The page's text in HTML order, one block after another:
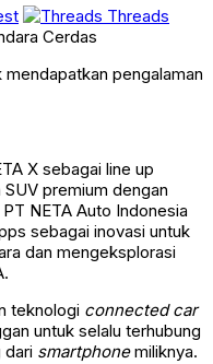
Threads
pengalaman
X sebagai line up
premium dengan
NETA Auto Indonesia
sebagai inovasi untuk
dan mengeksplorasi
teknologi connected car
untuk selalu terhubung
dari smartphonemiliknya.